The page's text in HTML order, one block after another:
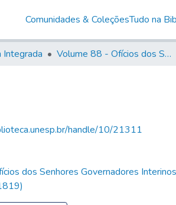
Comunidades & ColeçõesTudo na
Integrada Volume 88 - Ofícios dos Senhores Governadores Interinos da Capitania de São Paulo (1817- 1819)
handle/10/21311
dos Senhores Governadores